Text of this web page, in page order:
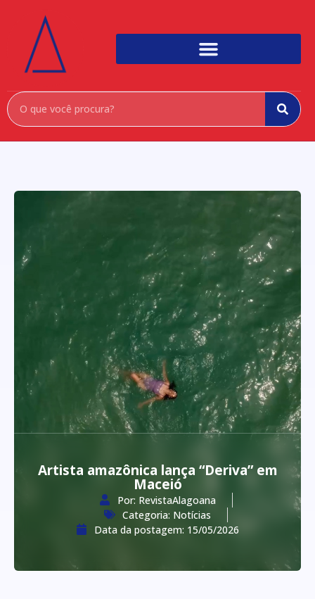
Artista amazônica lança “Deriva” em
Maceió
Por: RevistaAlagoana
Categoria: Notícias
Data da postagem: 15/05/2026